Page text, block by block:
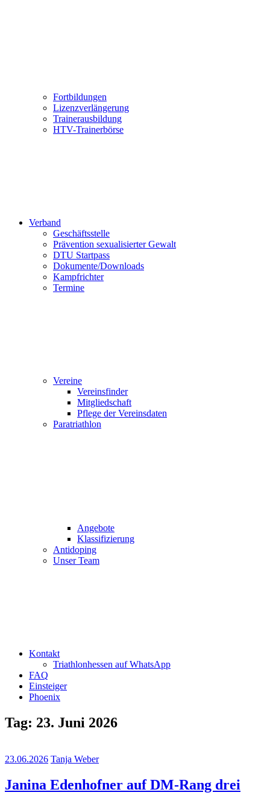
Fortbildungen
Lizenzverlängerung
Trainerausbildung
HTV-Trainerbörse
Verband
Geschäftsstelle
Prävention sexualisierter Gewalt
DTU Startpass
Dokumente/Downloads
Kampfrichter
Termine
Vereine
Vereinsfinder
Mitgliedschaft
Pflege der Vereinsdaten
Paratriathlon
Angebote
Klassifizierung
Antidoping
Unser Team
Kontakt
Triathlonhessen auf WhatsApp
FAQ
Einsteiger
Phoenix
Tag: 23. Juni 2026
23.06.2026 Tanja Weber
Janina Edenhofner auf DM-Rang drei